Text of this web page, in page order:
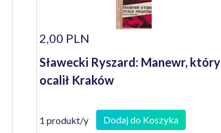
2,00 PLN
Sławecki Ryszard: Manewr, który
ocalił Kraków
1 produkt/y Dodaj do Koszyka